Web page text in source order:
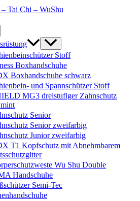
Tai Chi – WuShu
Stoff
Boxhandschuhe
Boxhandschuhe schwarz
und Spannschützer Stoff
MG3 dreistufiger Zahnschutz
Senior
Senior zweifarbig
Junior zweifarbig
T1 Kopfschutz mit Abnehmbarem
Wu Shu Double
Handschuhe
Semi-Tec